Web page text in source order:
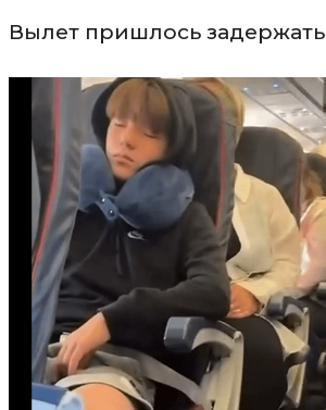
Вылет пришлось задержать